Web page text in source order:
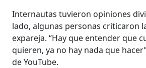
Internautas tuvieron opiniones
lado, algunas personas criticaron
expareja. “Hay que entender que
quieren, ya no hay nada que
de YouTube.